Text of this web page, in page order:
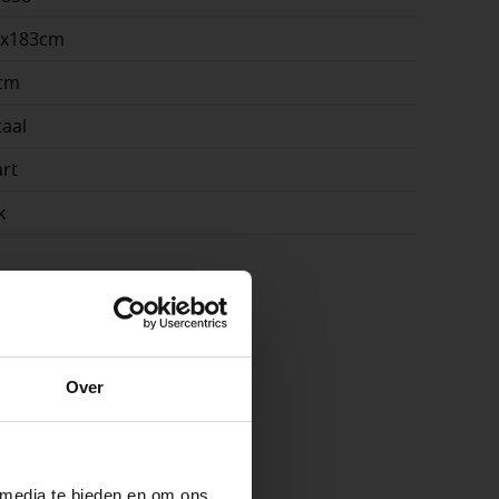
Over
te bieden en om ons